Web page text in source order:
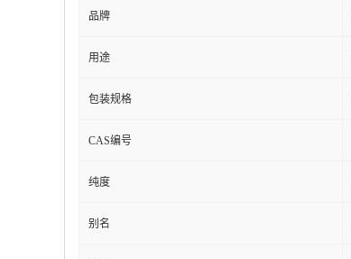
品牌
用途
包装规格
CAS编号
纯度
别名